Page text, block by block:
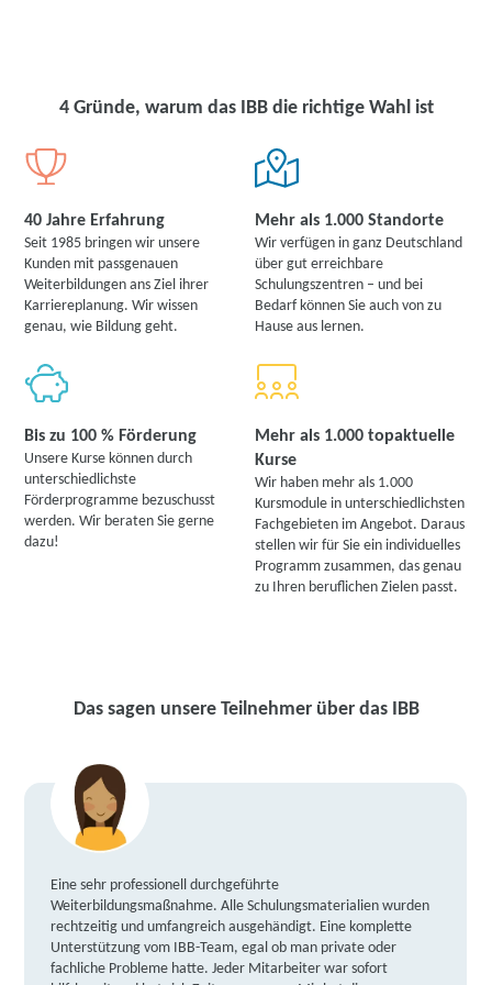
4 Gründe, warum das IBB die richtige Wahl ist
40 Jahre Erfahrung
Seit 1985 bringen wir unsere
Kunden mit passgenauen
Weiterbildungen ans Ziel ihrer
Karriereplanung. Wir wissen
genau, wie Bildung geht.
Mehr als 1.000 Standorte
Wir verfügen in ganz Deutschland
über gut erreichbare
Schulungszentren – und bei
Bedarf können Sie auch von zu
Hause aus lernen.
Bis zu 100 % Förderung
Unsere Kurse können durch
unterschiedlichste
Förderprogramme bezuschusst
werden. Wir beraten Sie gerne
dazu!
Mehr als 1.000 topaktuelle
Kurse
Wir haben mehr als 1.000
Kursmodule in unterschiedlichsten
Fachgebieten im Angebot. Daraus
stellen wir für Sie ein individuelles
Programm zusammen, das genau
zu Ihren beruflichen Zielen passt.
Das sagen unsere Teilnehmer über das IBB
Eine sehr professionell durchgeführte
Weiterbildungsmaßnahme. Alle Schulungsmaterialien wurden
rechtzeitig und umfangreich ausgehändigt. Eine komplette
Unterstützung vom IBB-Team, egal ob man private oder
fachliche Probleme hatte. Jeder Mitarbeiter war sofort